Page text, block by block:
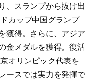
、スランプから抜け出
カップ中国グランプ
獲得。さらに、アジア
金メダルを獲得。復活
オリンピック代表を
ースでは実力を発揮で